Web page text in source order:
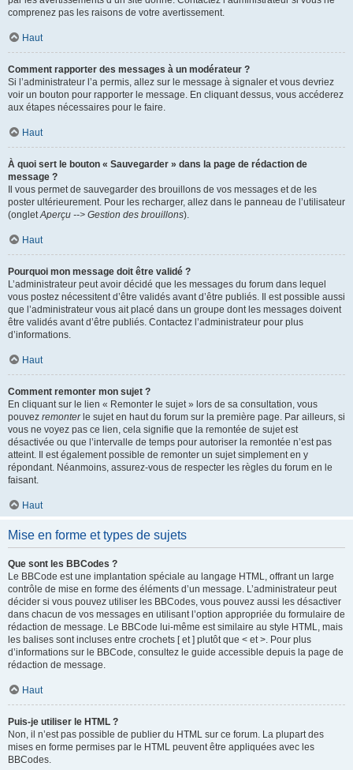
comprenez pas les raisons de votre avertissement.
Haut
Comment rapporter des messages à un modérateur ?
Si l’administrateur l’a permis, allez sur le message à signaler et vous devriez
voir un bouton pour rapporter le message. En cliquant dessus, vous accéderez
aux étapes nécessaires pour le faire.
Haut
À quoi sert le bouton « Sauvegarder » dans la page de rédaction de
message ?
Il vous permet de sauvegarder des brouillons de vos messages et de les
poster ultérieurement. Pour les recharger, allez dans le panneau de l’utilisateur
(ongletAperçu --> Gestion des brouillons).
Haut
Pourquoi mon message doit être validé ?
L’administrateur peut avoir décidé que les messages du forum dans lequel
vous postez nécessitent d’être validés avant d’être publiés. Il est possible aussi
que l’administrateur vous ait placé dans un groupe dont les messages doivent
être validés avant d’être publiés. Contactez l’administrateur pour plus
d’informations.
Haut
Comment remonter mon sujet ?
En cliquant sur le lien « Remonter le sujet » lors de sa consultation, vous
pouvez remonterle sujet en haut du forum sur la première page. Par ailleurs, si
vous ne voyez pas ce lien, cela signifie que la remontée de sujet est
désactivée ou que l’intervalle de temps pour autoriser la remontée n’est pas
atteint. Il est également possible de remonter un sujet simplement en y
répondant. Néanmoins, assurez-vous de respecter les règles du forum en le
faisant.
Haut
Mise en forme et types de sujets
Que sont les BBCodes ?
Le BBCode est une implantation spéciale au langage HTML, offrant un large
contrôle de mise en forme des éléments d’un message. L’administrateur peut
décider si vous pouvez utiliser les BBCodes, vous pouvez aussi les désactiver
dans chacun de vos messages en utilisant l’option appropriée du formulaire de
rédaction de message. Le BBCode lui-même est similaire au style HTML, mais
les balises sont incluses entre crochets [ et ] plutôt que < et >. Pour plus
d’informations sur le BBCode, consultez le guide accessible depuis la page de
rédaction de message.
Haut
Puis-je utiliser le HTML ?
Non, il n’est pas possible de publier du HTML sur ce forum. La plupart des
mises en forme permises par le HTML peuvent être appliquées avec les
BBCodes.